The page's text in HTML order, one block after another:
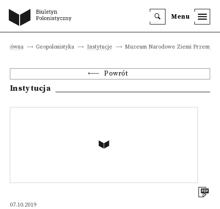
Menu
główna Geopolonistyka Instytucje Muzeum Narodowe Ziemi
Powrót
Instytucja
07.10.2019